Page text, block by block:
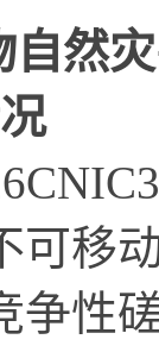
自然
可移
争性